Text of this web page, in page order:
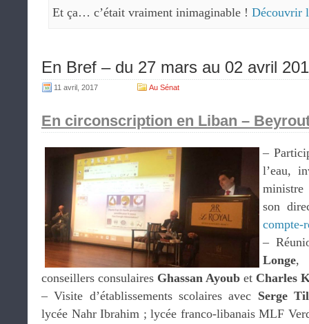
Et ça… c’était vraiment inimaginable ! Découvrir
En Bref – du 27 mars au 02 avril
11 avril, 2017 Au Sénat
En circonscription en Liban –
–
l’eau,
ministre
son
compte-
–
Longe,
conseillers consulaires Ghassan Ayoub et Charles
– Visite d’établissements scolaires avec Serge
lycée Nahr Ibrahim ; lycée franco-libanais MLF